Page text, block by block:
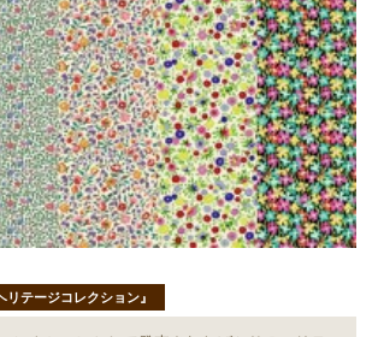
テージコレクション』